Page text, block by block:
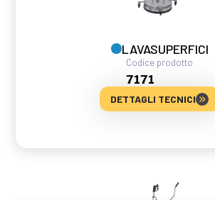
LAVASUPERFICI
Codice prodotto
7171
DETTAGLI TECNICI